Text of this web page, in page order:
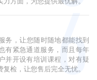
务，让您随时随地都能找到
有紧急通道服务，而且每年
并开设有培训课程，对有疑
检，让您售后完全无忧。